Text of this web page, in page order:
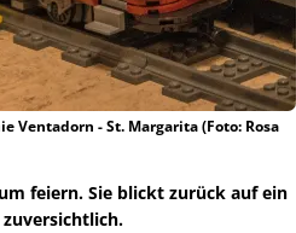
- St. Margarita (Foto: Rosa
feiern. Sie blickt zurück auf ein